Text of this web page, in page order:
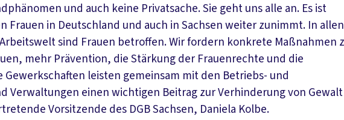
und auch keine Privatsache. Sie geht uns alle an. Es ist
Frauen in Deutschland und auch in Sachsen weiter zunimmt. In allen
sind Frauen betroffen. Wir fordern konkrete Maßnahmen
mehr Prävention, die Stärkung der Frauenrechte und die
Gewerkschaften leisten gemeinsam mit den Betriebs- und
Verwaltungen einen wichtigen Beitrag zur Verhinderung von Gewalt
Vorsitzende des DGB Sachsen, Daniela Kolbe.